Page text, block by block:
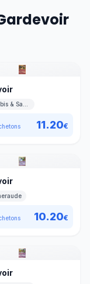
11.20€
10.20€